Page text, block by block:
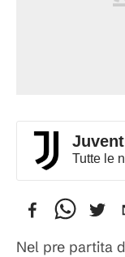
Tutte le
Nel pre partita